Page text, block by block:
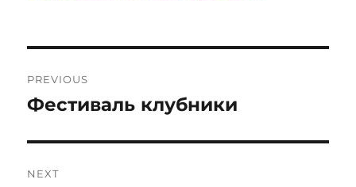
navigation
PREVIOUS
Previous
Фестиваль клубники
NEXT